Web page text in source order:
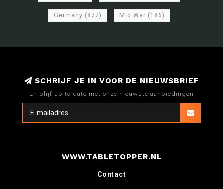
Germany (877) Mid War (186)
SCHRIJF JE IN VOOR DE NIEUWSBRIEF
En blijf up to date met onze nieuwste aanbiedingen
WWW.TABLETOPPER.NL
Contact